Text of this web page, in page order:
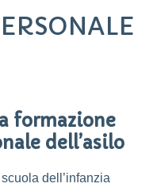
formazione
dell’asilo
dell’infanzia